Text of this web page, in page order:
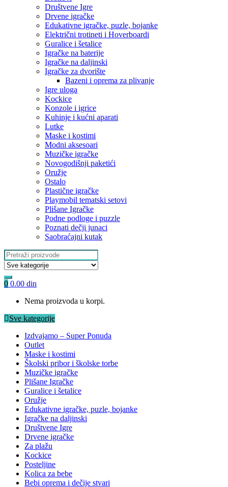
Društvene Igre
Drvene igračke
Edukativne igračke, puzle, bojanke
Električni trotineti i Hoverboardi
Guralice i šetalice
Igračke na baterije
Igračke na daljinski
‎Igračke za dvorište
Bazeni i oprema za plivanje
Igre uloga
Kockice
Konzole i igrice
Kuhinje i kućni aparati
Lutke
Maske i kostimi
Modni aksesoari
Muzičke igračke
Novogodišnji paketići
Oružje
Ostalo
Plastične igračke
Playmobil tematski setovi
Plišane Igračke
Podne podloge i puzzle
Poznati dečji junaci
Saobraćajni kutak
Search
for:
0 0.00 din
Nema proizvoda u korpi.
Sve kategorije
Izdvajamo – Super Ponuda
Outlet
Maske i kostimi
Školski pribor i školske torbe
Muzičke igračke
Plišane Igračke
Guralice i šetalice
Oružje
Edukativne igračke, puzle, bojanke
Igračke na daljinski
Društvene Igre
Drvene igračke
Za plažu
Kockice
Posteljine
Kolica za bebe
Bebi oprema i dečije stvari